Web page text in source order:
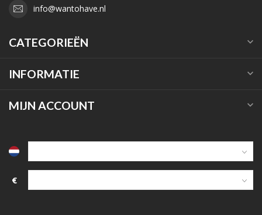
info@wantohave.nl
CATEGORIEËN
INFORMATIE
MIJN ACCOUNT
€